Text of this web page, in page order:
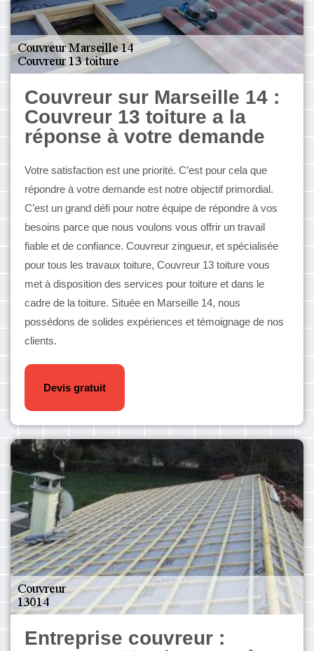
Couvreur sur Marseille 14 :
Couvreur 13 toiture a la
réponse à votre demande
Votre satisfaction est une priorité. C’est pour cela que
répondre à votre demande est notre objectif primordial.
C’est un grand défi pour notre équipe de répondre à vos
besoins parce que nous voulons vous offrir un travail
fiable et de confiance. Couvreur zingueur, et spécialisée
pour tous les travaux toiture, Couvreur 13 toiture vous
met à disposition des services pour toiture et dans le
cadre de la toiture. Située en Marseille 14, nous
possédons de solides expériences et témoignage de nos
clients.
Devis gratuit
Entreprise couvreur :